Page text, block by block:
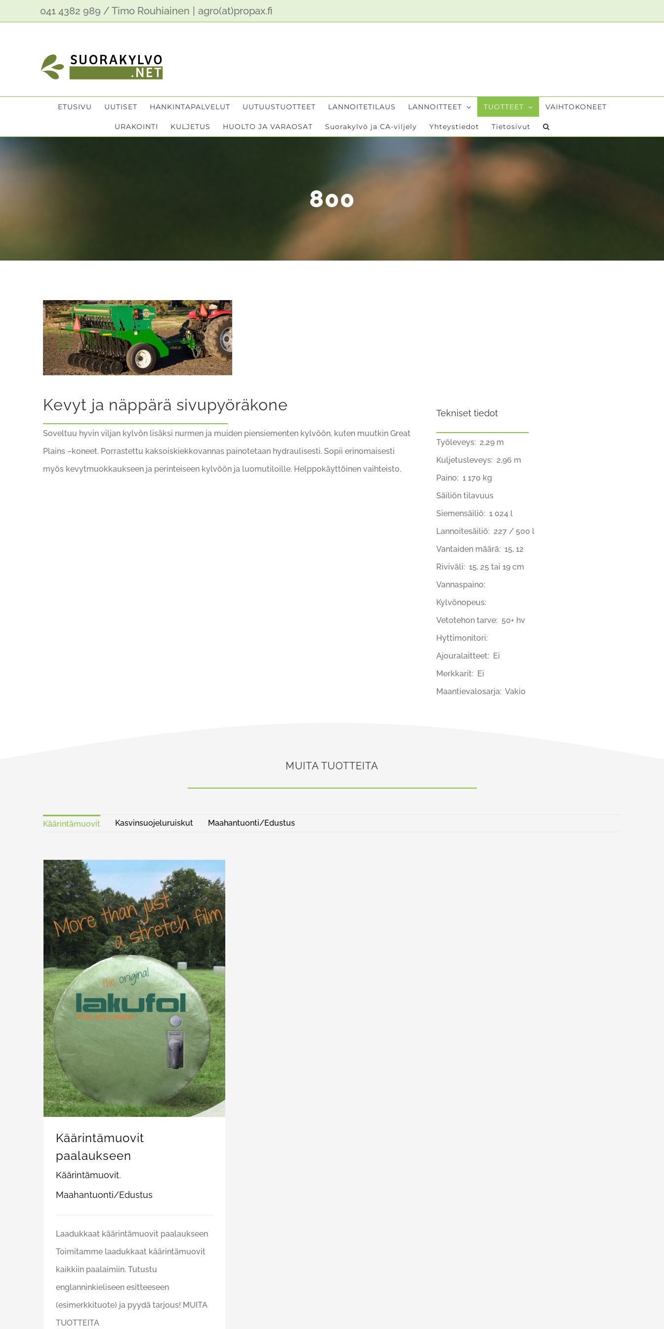
041 4382 989 / Timo Rouhiainen agro(at)propax.fi
ETUSIVU UUTISET HANKINTAPALVELUT UUTUUSTUOTTEET LANNOITETILAUS LANNOITTEET TUOTTEET VAIHTOKONEET
URAKOINTI KULJETUS HUOLTO JA VARAOSAT Suorakylvö ja CA-viljely Yhteystiedot Tietosivut
800
Kevyt ja näppärä sivupyöräkone
Soveltuu hyvin viljan kylvön lisäksi nurmen ja muiden piensiementen kylvöön, kuten muutkin Great
Plains –koneet. Porrastettu kaksoiskiekkovannas painotetaan hydraulisesti. Sopii erinomaisesti
myös kevytmuokkaukseen ja perinteiseen kylvöön ja luomutiloille. Helppokäyttöinen vaihteisto.
Tekniset tiedot
Työleveys: 2,29 m
Kuljetusleveys: 2,96 m
Paino: 1 170 kg
Säiliön tilavuus
Siemensäiliö: 1 024 l
Lannoitesäiliö: 227 / 500 l
Vantaiden määrä: 15, 12
Riviväli: 15, 25 tai 19 cm
Vannaspaino:
Kylvönopeus:
Vetotehon tarve: 50+ hv
Hyttimonitori:
Ajouralaitteet: Ei
Merkkarit: Ei
Maantievalosarja: Vakio
MUITA TUOTTEITA
Käärintämuovit Kasvinsuojeluruiskut Maahantuonti/Edustus
Käärintämuovit
paalaukseen
Käärintämuovit,
Maahantuonti/Edustus
Laadukkaat käärintämuovit paalaukseen
Toimitamme laadukkaat käärintämuovit
kaikkiin paalaimiin. Tutustu
englanninkieliseen esitteeseen
(esimerkkituote) ja pyydä tarjous! MUITA
TUOTTEITA